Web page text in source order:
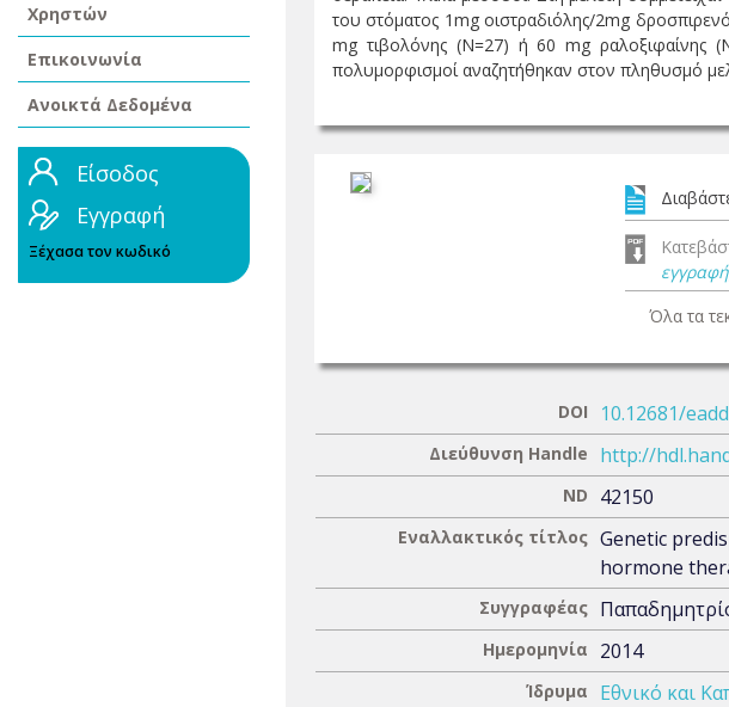
Χρηστών
Επικοινωνία
Ανοικτά Δεδομένα
Είσοδος
Εγγραφή
Ξέχασα τον κωδικό
του στόματος 1mg οιστραδιόλης/2mg
mg τιβολόνης (N=27) ή 60 mg ραλοξιφαίνης
πολυμορφισμοί αναζητήθηκαν στον πληθυσμό
εγγραφή
Όλα τα
DOI 10.12681/
Διεύθυνση Handle http://
ND 42150
Εναλλακτικός τίτλος Genetic
hormone
Συγγραφέας
Ημερομηνία 2014
Ίδρυμα Εθνικό και